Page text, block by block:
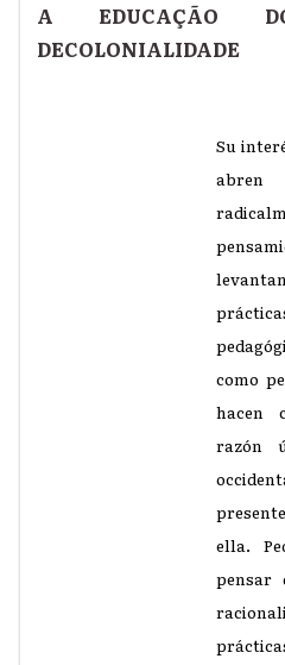
A EDUCAÇÃO
DECOLONIALIDADE
Su
abren
como
hacen
razón
ella.
pensar